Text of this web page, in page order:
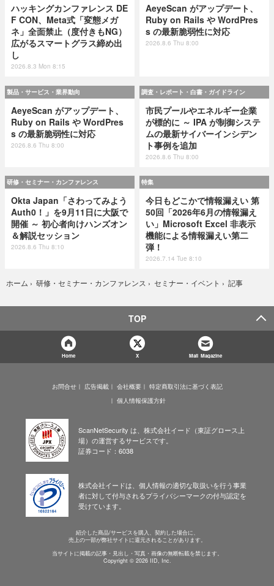
ハッキングカンファレンス DE
F CON、Meta式「変態メガ
ネ」全面禁止（度付きもNG）
広がるスマートグラス締め出
し
2026.8.3 Mon 8:15
AeyeScan がアップデート、
Ruby on Rails や WordPres
s の最新脆弱性に対応
2026.8.6 Thu 8:00
製品・サービス・業界動向
AeyeScan がアップデート、
Ruby on Rails や WordPres
s の最新脆弱性に対応
2026.8.6 Thu 8:00
調査・レポート・白書・ガイドライン
市民プールやエネルギー企業
が標的に ～ IPA が制御システ
ムの最新サイバーインシデン
ト事例を追加
2026.8.6 Thu 8:00
研修・セミナー・カンファレンス
Okta Japan「さわってみよう
Auth0！」を9月11日に大阪で
開催 ～ 初心者向けハンズオン
＆解説セッション
2026.8.6 Thu 8:10
特集
今日もどこかで情報漏えい 第
50回「2026年6月の情報漏え
い」Microsoft Excel 非表示
機能による情報漏えい第二
弾！
2026.7.14 Tue 8:10
ホーム › 研修・セミナー・カンファレンス › セミナー・イベント › 記事
TOP
Home X Mail Magazine
お問合せ 広告掲載 会社概要
特定商取引法に基づく表記
個人情報保護方針
ScanNetSecurity は、株式会社イード（東証グロース上
場）の運営するサービスです。
証券コード：6038
株式会社イードは、個人情報の適切な取扱いを行う事業
者に対して付与されるプライバシーマークの付与認定を
受けています。
紹介した商品/サービスを購入、契約した場合に、
売上の一部が弊社サイトに還元されることがあります。
当サイトに掲載の記事・見出し・写真・画像の無断転載を禁じます。
Copyright © 2026 IID, Inc.